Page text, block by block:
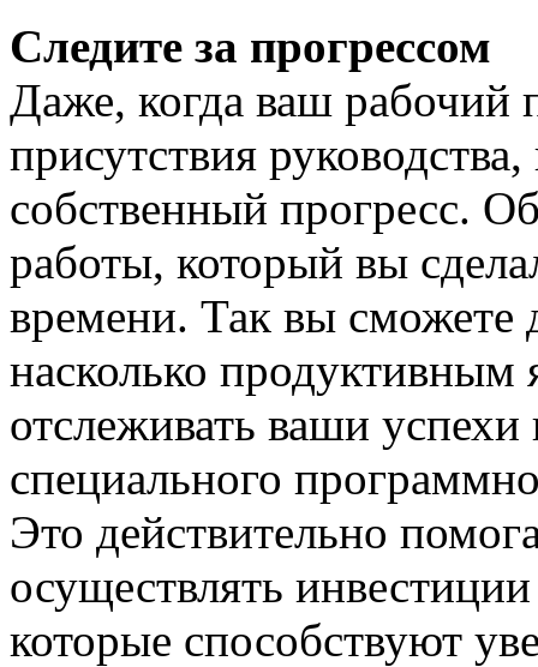
Следите за прогрессом
Даже, когда ваш рабочий
присутствия
собственный прогресс.
работы, который вы
времени. Так вы сможете
насколько
отслеживать ваши
специального
Это действительно
осуществлять
которые способствуют